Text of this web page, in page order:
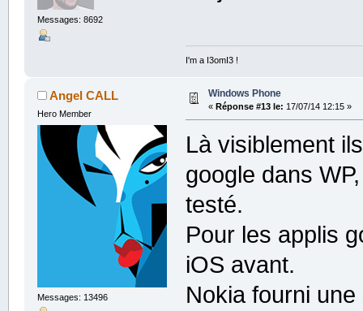
Messages: 8692
I'm a I3omI3 !
Angel CALL
Hero Member
Messages: 13496
Windows Phone
« Réponse #13 le: 17/07/14 12:15 »
Là visiblement
google dans
testé.
Pour les applis
iOS avant.
Nokia fourni